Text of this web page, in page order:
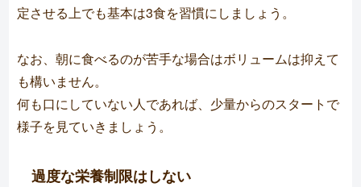
定させる上でも基本は3食を習慣にしましょう。
なお、朝に食べるのが苦手な場合はボリュームは抑えて
も構いません。
何も口にしていない人であれば、少量からのスタートで
様子を見ていきましょう。
過度な栄養制限はしない